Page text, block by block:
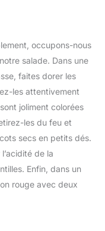
occupons-nous
salade. Dans une
faites dorer les
les attentivement
joliment colorées
les du feu et
secs en petits dés.
de la
Enfin, dans un
rouge avec deux